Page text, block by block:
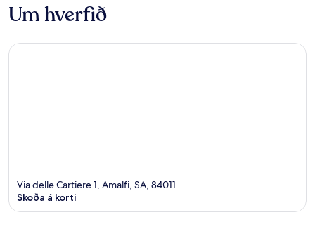
Um hverfið
Via delle Cartiere 1, Amalfi, SA, 84011
Skoða á korti